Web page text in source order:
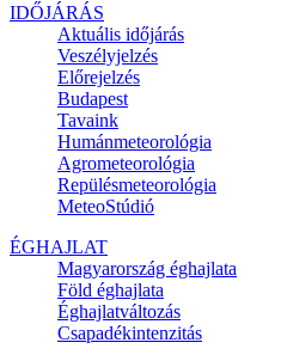
IDŐJÁRÁS
Aktuális időjárás
Veszélyjelzés
Előrejelzés
Budapest
Tavaink
Humánmeteorológia
Agrometeorológia
Repülésmeteorológia
MeteoStúdió
ÉGHAJLAT
Magyarország éghajlata
Föld éghajlata
Éghajlatváltozás
Csapadékintenzitás